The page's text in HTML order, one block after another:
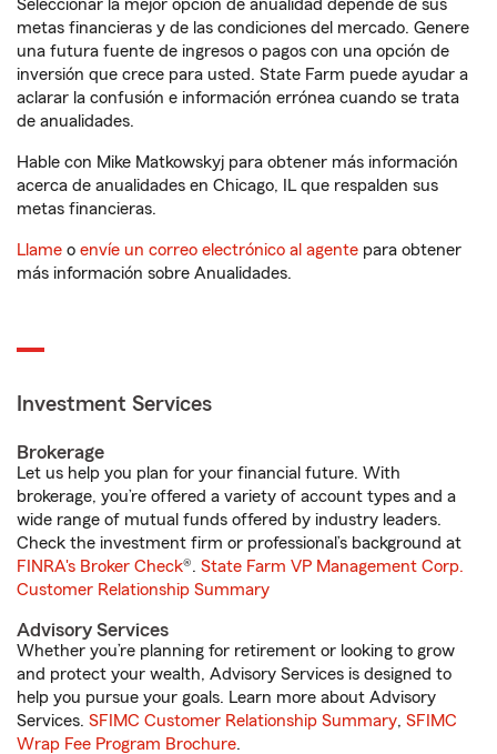
Seleccionar la mejor opción de anualidad depende de sus
metas financieras y de las condiciones del mercado. Genere
una futura fuente de ingresos o pagos con una opción de
inversión que crece para usted. State Farm puede ayudar a
aclarar la confusión e información errónea cuando se trata
de anualidades.
Hable con Mike Matkowskyj para obtener más información
acerca de anualidades en Chicago, IL que respalden sus
metas financieras.
Llame o envíe un correo electrónico al agente para obtener
más información sobre Anualidades.
Investment Services
Brokerage
Let us help you plan for your financial future. With
brokerage, you’re offered a variety of account types and a
wide range of mutual funds offered by industry leaders.
Check the investment firm or professional’s background at
FINRA's Broker Check®. State Farm VP Management Corp.
Customer Relationship Summary
Advisory Services
Whether you’re planning for retirement or looking to grow
and protect your wealth, Advisory Services is designed to
help you pursue your goals. Learn more about Advisory
Services. SFIMC Customer Relationship Summary, SFIMC
Wrap Fee Program Brochure.